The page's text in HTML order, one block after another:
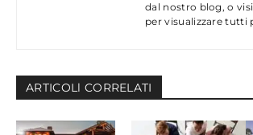
dal nostro blog, o
per visualizzare tutti
ARTICOLl CORRELATI